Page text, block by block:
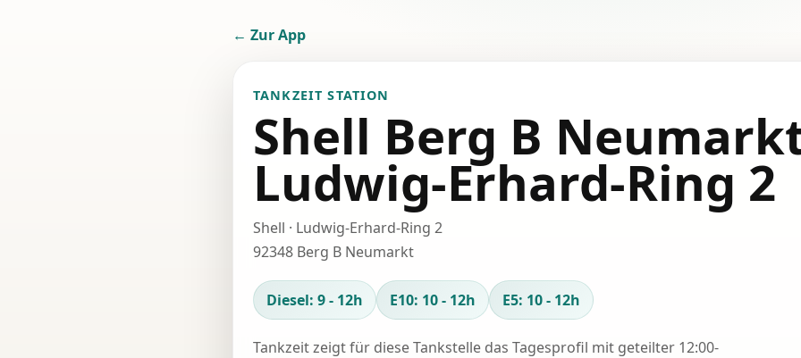
← Zur App
TANKZEIT STATION
Shell Berg B
Ludwig-Erhard-Ring 2
Shell · Ludwig-Erhard-Ring 2
92348 Berg B Neumarkt
Diesel: 9 - 12h E10: 10 - 12h E5: 10 - 12h
Tankzeit zeigt für diese Tankstelle das Tagesprofil mit geteilter 12:00-